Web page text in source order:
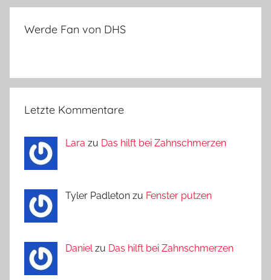
Werde Fan von DHS
Letzte Kommentare
Lara zu Das hilft bei Zahnschmerzen
Tyler Padleton zu Fenster putzen
Daniel zu Das hilft bei Zahnschmerzen